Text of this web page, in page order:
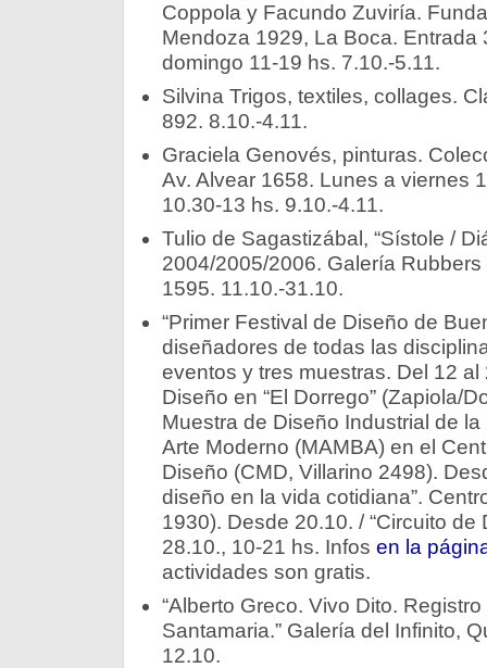
Coppola y Facundo Zuviría.
Mendoza 1929, La Boca. Entrada
domingo 11-19 hs. 7.10.-5.11.
Silvina Trigos, textiles, collages.
892. 8.10.-4.11.
Graciela Genovés, pinturas.
Av. Alvear 1658. Lunes a viernes
10.30-13 hs. 9.10.-4.11.
Tulio de Sagastizábal, “Sístole /
2004/2005/2006. Galería
1595. 11.10.-31.10.
“Primer Festival de Diseño de
diseñadores de todas las
eventos y tres muestras. Del 12
Diseño en “El Dorrego” (Zapiola/
Muestra de Diseño Industrial de
Arte Moderno (MAMBA) en el
Diseño (CMD, Villarino 2498).
diseño en la vida cotidiana”.
1930). Desde 20.10. / “Circuito de
28.10., 10-21 hs. Infos en la
actividades son gratis.
“Alberto Greco. Vivo Dito.
Santamaria.” Galería del Infinito,
12.10.